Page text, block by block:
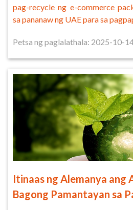
pag-recycle ng e-commerce
sa pananaw ng UAE para sa
Petsa ng paglalathala: 2025-10-
Itinaas ng Alemanya ang
Bagong Pamantayan sa